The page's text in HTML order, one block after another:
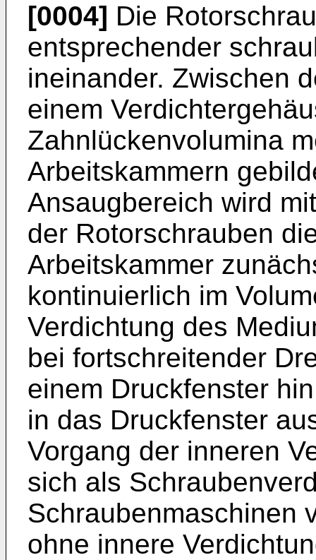
[0004] Die
entsprechender
ineinander. Zwischen
einem
Zahnlückenvolumina
Arbeitskammern
Ansaugbereich wird
der Rotorschrauben
Arbeitskammer
kontinuierlich im
Verdichtung des
bei fortschreitender
einem Druckfenster
in das Druckfenster
Vorgang der inneren
sich als
Schraubenmaschinen
ohne innere